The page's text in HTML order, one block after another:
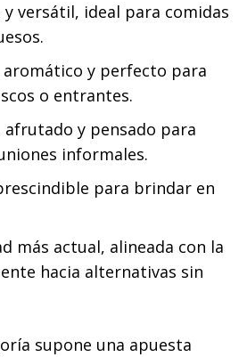
y versátil, ideal para comidas
aromático y perfecto para
o entrantes.
afrutado y pensado para
informales.
para brindar en
más actual, alineada con la
hacia alternativas sin
supone una apuesta